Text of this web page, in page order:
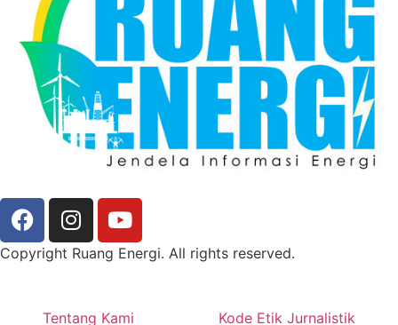
Copyright Ruang Energi. All rights reserved.
Tentang Kami Kode Etik Jurnalistik